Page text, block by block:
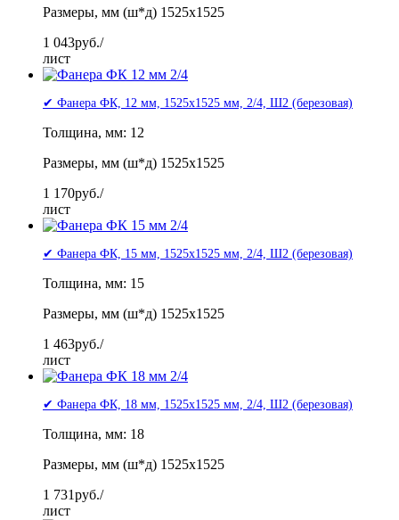
Размеры, мм (ш*д) 1525x1525
1 043руб./
лист
✔ Фанера ФК, 12 мм, 1525x1525 мм, 2/4, Ш2 (березовая)
Толщина, мм: 12
Размеры, мм (ш*д) 1525x1525
1 170руб./
лист
✔ Фанера ФК, 15 мм, 1525x1525 мм, 2/4, Ш2 (березовая)
Толщина, мм: 15
Размеры, мм (ш*д) 1525x1525
1 463руб./
лист
✔ Фанера ФК, 18 мм, 1525x1525 мм, 2/4, Ш2 (березовая)
Толщина, мм: 18
Размеры, мм (ш*д) 1525x1525
1 731руб./
лист